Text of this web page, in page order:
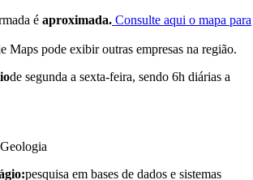
é aproximada. Consulte aqui o mapa para
Maps pode exibir outras empresas na região.
de segunda a sexta-feira, sendo 6h diárias a
Geologia
pesquisa em bases de dados e sistemas